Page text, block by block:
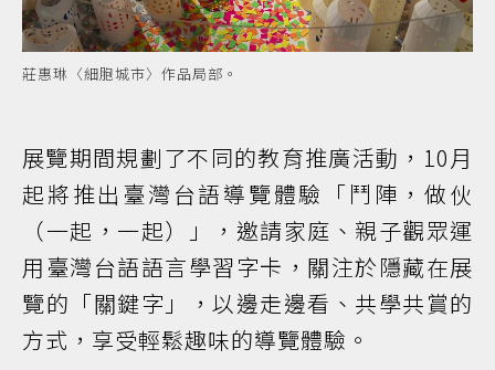
莊惠琳〈細胞城市〉作品局部。
展覽期間規劃了不同的教育推廣活動，10月
起將推出臺灣台語導覽體驗「鬥陣，做伙
（一起，一起）」，邀請家庭、親子觀眾運
用臺灣台語語言學習字卡，關注於隱藏在展
覽的「關鍵字」，以邊走邊看、共學共賞的
方式，享受輕鬆趣味的導覽體驗。